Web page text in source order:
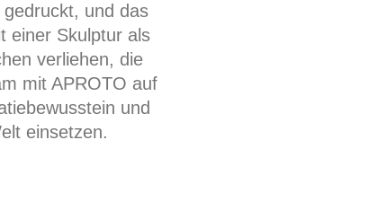
gedruckt, und das
einer Skulptur als
verliehen, die
mit APROTO auf
und
einsetzen.